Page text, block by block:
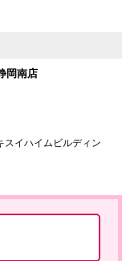
岡南店
イハイムビルディン